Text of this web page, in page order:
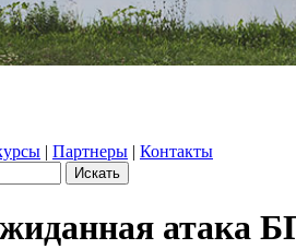
| Партнеры | Контакты
атака